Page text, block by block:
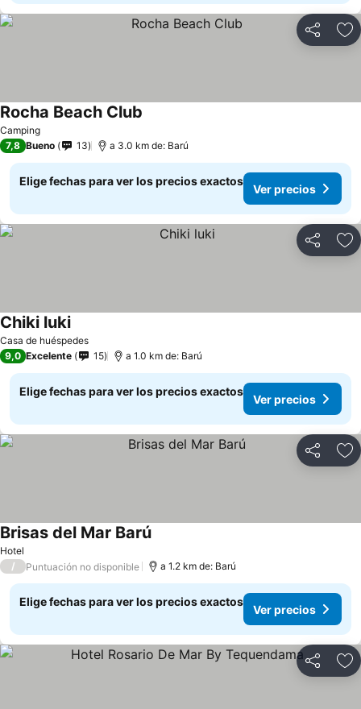
Compartir
Camping
Rocha Beach Club
7,8 Bueno 13 a 3.0 km de: Barú
Elige fechas para ver los precios exactos
Ver precios
Compartir
Casa de huéspedes
Chiki lukiVer precios
9,0 Excelente 15 a 1.0 km de: Barú
Elige fechas para ver los precios exactos
Ver precios
Compartir
Hotel
Brisas del Mar BarúVer precios
/ Puntuación no disponible a 1.2 km de: Barú
Elige fechas para ver los precios exactos
Ver precios
Compartir